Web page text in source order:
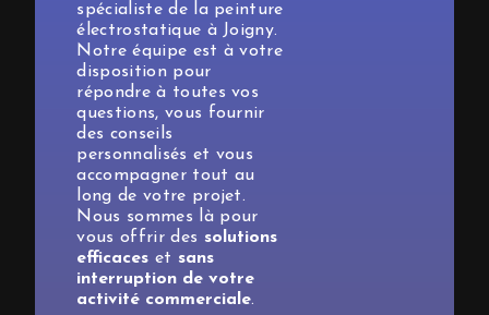
spécialiste de la peinture
électrostatique à Joigny.
Notre équipe est à votre
disposition pour
répondre à toutes vos
questions, vous fournir
des conseils
personnalisés et vous
accompagner tout au
long de votre projet.
Nous sommes là pour
vous offrir des solutions
efficaces et sans
interruption de votre
activité commerciale.